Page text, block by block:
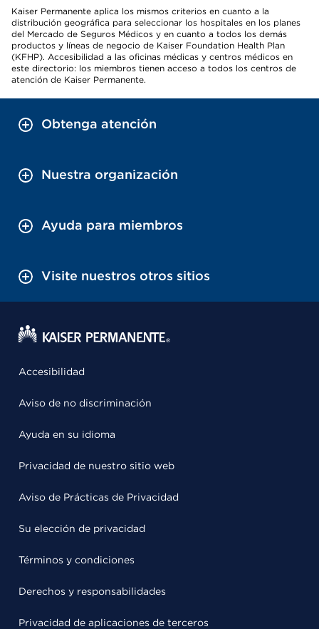
Kaiser Permanente aplica los mismos criterios en cuanto a la
distribución geográfica para seleccionar los hospitales en los planes
del Mercado de Seguros Médicos y en cuanto a todos los demás
productos y líneas de negocio de Kaiser Foundation Health Plan
(KFHP). Accesibilidad a las oficinas médicas y centros médicos en
este directorio: los miembros tienen acceso a todos los centros de
atención de Kaiser Permanente.
Obtenga atención
Nuestra organización
Ayuda para miembros
Visite nuestros otros sitios
Accesibilidad
Aviso de no discriminación
Ayuda en su idioma
Privacidad de nuestro sitio web
Aviso de Prácticas de Privacidad
Su elección de privacidad
Términos y condiciones
Derechos y responsabilidades
Privacidad de aplicaciones de terceros